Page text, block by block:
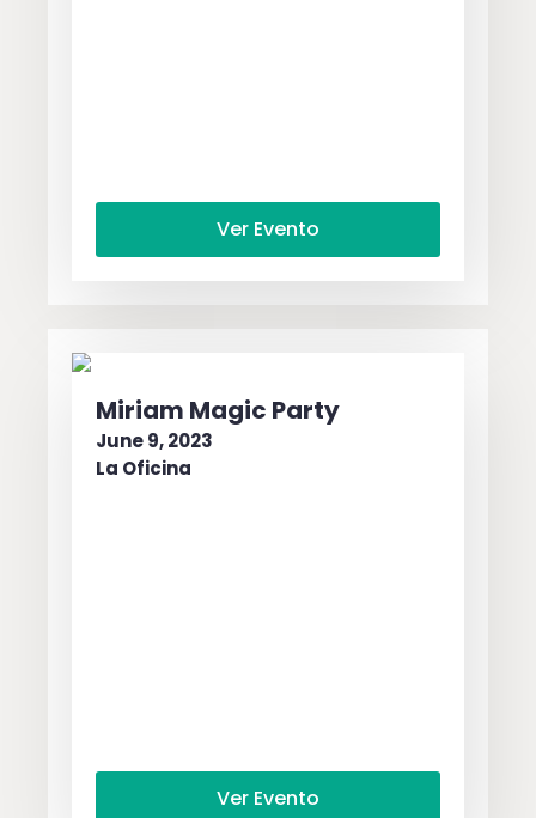
Ver Evento
Miriam Magic Party
June 9, 2023
La Oficina
Ver Evento